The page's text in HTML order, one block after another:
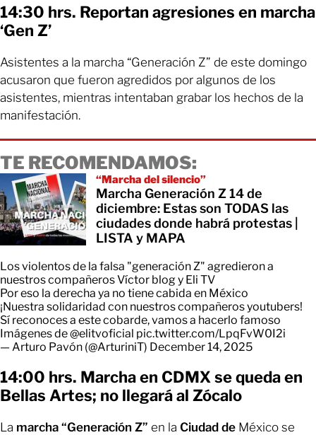
14:30 hrs. Reportan agresiones en marcha
‘Gen Z’
Asistentes a la marcha “Generación Z” de este domingo
acusaron que fueron agredidos por algunos de los
asistentes, mientras intentaban grabar los hechos de la
manifestación.
TE RECOMENDAMOS:
“Marcha del silencio”
Marcha Generación Z 14 de
diciembre: Estas son TODAS las
ciudades donde habrá protestas |
LISTA y MAPA
Los violentos de la falsa "generación Z" agredieron a
nuestros compañeros Víctor blog y Eli TV
Por eso la derecha ya no tiene cabida en México
¡Nuestra solidaridad con nuestros compañeros youtubers!
Sí reconoces a este cobarde, vamos a hacerlo famoso
Imágenes de@elitvoficial pic.twitter.com/LpqFvW0I2i
— Arturo Pavón (@ArturiniT) December 14, 2025
14:00 hrs. Marcha en CDMX se queda en
Bellas Artes; no llegará al Zócalo
La marcha “Generación Z” en la Ciudad de México se